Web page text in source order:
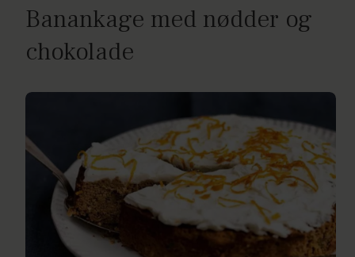
Banankage med nødder og
chokolade